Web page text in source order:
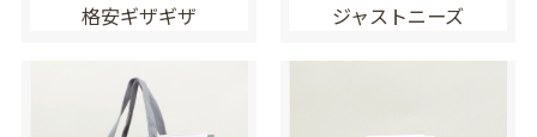
格安ギザギザ ジャストニーズ